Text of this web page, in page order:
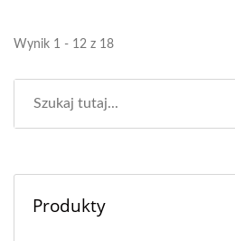
Wynik 1 - 12 z 18
Produkty